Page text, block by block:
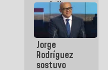
medalla
"Héroe de
Venezuela"
a servidores
públicos
Jorge
Rodríguez
sostuvo